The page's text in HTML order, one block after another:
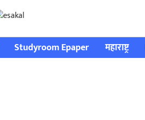
Studyroom Epaper महाराष्ट्र